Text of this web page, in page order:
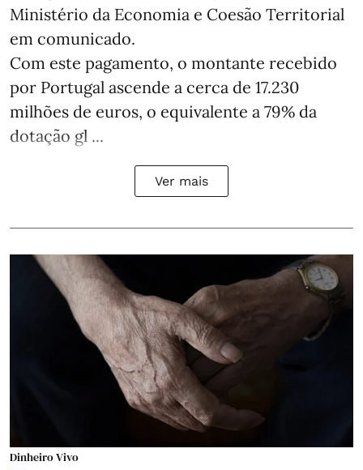
Ministério da Economia e Coesão Territorial
em comunicado.
Com este pagamento, o montante recebido
por Portugal ascende a cerca de 17.230
milhões de euros, o equivalente a 79% da
dotação gl ...
Ver mais
Dinheiro Vivo